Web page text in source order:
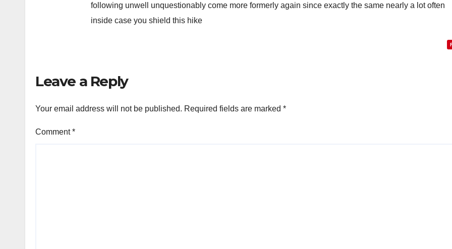
following unwell unquestionably come more formerly again since exactly the same nearly a lot often
inside case you shield this hike
Leave a Reply
Your email address will not be published. Required fields are marked *
Comment*